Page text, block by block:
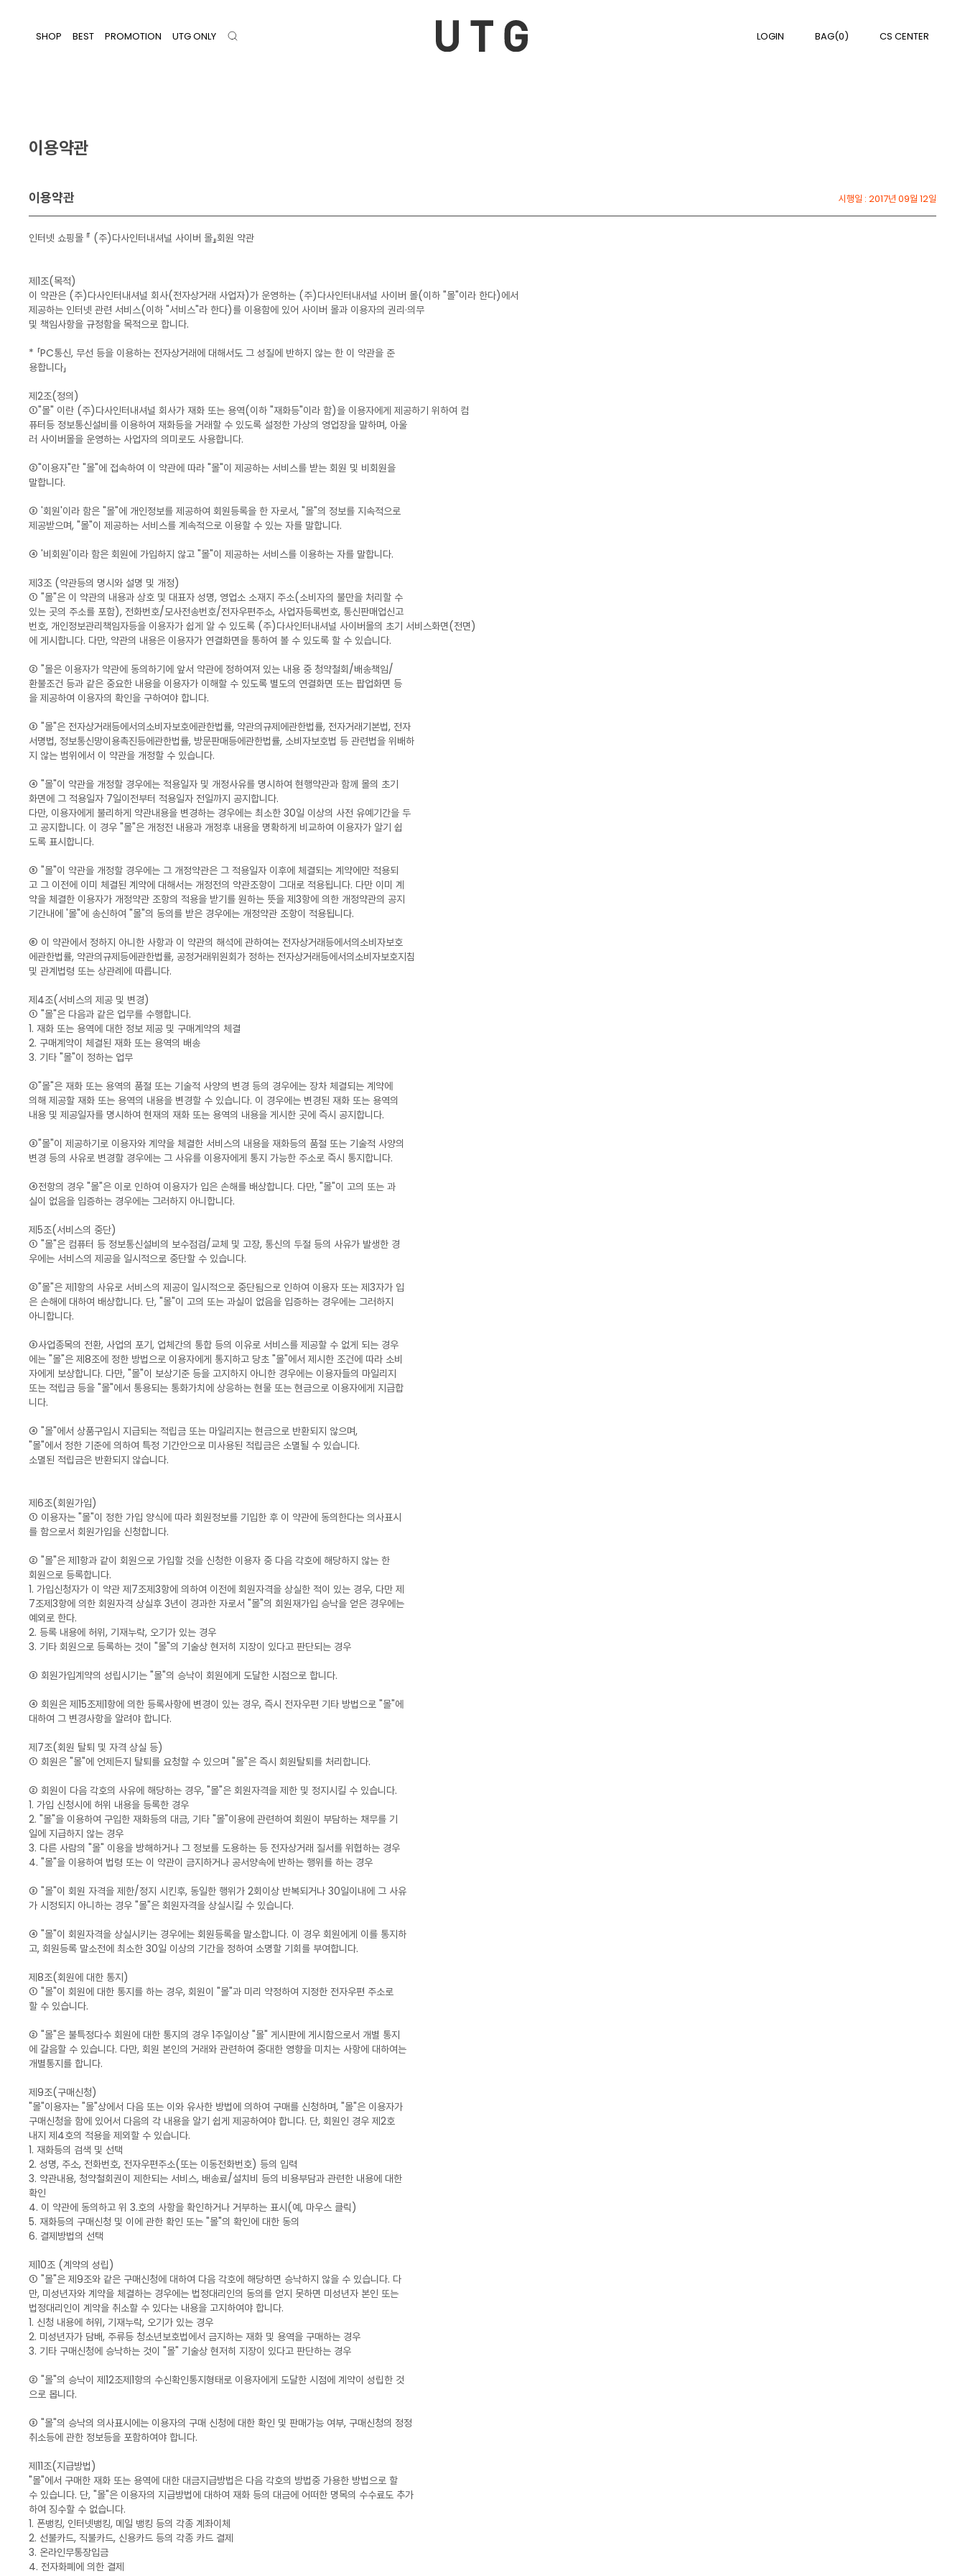
SHOP BEST PROMOTION UTG ONLY LOGIN BAG(0) CS CENTER
이용약관
이용약관 시행일 : 2017년 09월 12일
인터넷 쇼핑몰 『 (주)다사인터내셔널 사이버 몰』회원 약관
제1조(목적)
이 약관은 (주)다사인터내셔널 회사(전자상거래 사업자)가 운영하는 (주)다사인터내셔널 사이버 몰(이하 "몰"이라 한다)에서
제공하는 인터넷 관련 서비스(이하 "서비스"라 한다)를 이용함에 있어 사이버 몰과 이용자의 권리·의무
및 책임사항을 규정함을 목적으로 합니다.
* 「PC통신, 무선 등을 이용하는 전자상거래에 대해서도 그 성질에 반하지 않는 한 이 약관을 준
용합니다」
제2조(정의)
①"몰" 이란 (주)다사인터내셔널 회사가 재화 또는 용역(이하 "재화등"이라 함)을 이용자에게 제공하기 위하여 컴
퓨터등 정보통신설비를 이용하여 재화등을 거래할 수 있도록 설정한 가상의 영업장을 말하며, 아울
러 사이버몰을 운영하는 사업자의 의미로도 사용합니다.
②"이용자"란 "몰"에 접속하여 이 약관에 따라 "몰"이 제공하는 서비스를 받는 회원 및 비회원을
말합니다.
③ '회원'이라 함은 "몰"에 개인정보를 제공하여 회원등록을 한 자로서, "몰"의 정보를 지속적으로
제공받으며, "몰"이 제공하는 서비스를 계속적으로 이용할 수 있는 자를 말합니다.
④ '비회원'이라 함은 회원에 가입하지 않고 "몰"이 제공하는 서비스를 이용하는 자를 말합니다.
제3조 (약관등의 명시와 설명 및 개정)
① "몰"은 이 약관의 내용과 상호 및 대표자 성명, 영업소 소재지 주소(소비자의 불만을 처리할 수
있는 곳의 주소를 포함), 전화번호/모사전송번호/전자우편주소, 사업자등록번호, 통신판매업신고
번호, 개인정보관리책임자등을 이용자가 쉽게 알 수 있도록 (주)다사인터내셔널 사이버몰의 초기 서비스화면(전면)
에 게시합니다. 다만, 약관의 내용은 이용자가 연결화면을 통하여 볼 수 있도록 할 수 있습니다.
② "몰은 이용자가 약관에 동의하기에 앞서 약관에 정하여져 있는 내용 중 청약철회/배송책임/
환불조건 등과 같은 중요한 내용을 이용자가 이해할 수 있도록 별도의 연결화면 또는 팝업화면 등
을 제공하여 이용자의 확인을 구하여야 합니다.
③ "몰"은 전자상거래등에서의소비자보호에관한법률, 약관의규제에관한법률, 전자거래기본법, 전자
서명법, 정보통신망이용촉진등에관한법률, 방문판매등에관한법률, 소비자보호법 등 관련법을 위배하
지 않는 범위에서 이 약관을 개정할 수 있습니다.
④ "몰"이 약관을 개정할 경우에는 적용일자 및 개정사유를 명시하여 현행약관과 함께 몰의 초기
화면에 그 적용일자 7일이전부터 적용일자 전일까지 공지합니다.
다만, 이용자에게 불리하게 약관내용을 변경하는 경우에는 최소한 30일 이상의 사전 유예기간을 두
고 공지합니다. 이 경우 "몰"은 개정전 내용과 개정후 내용을 명확하게 비교하여 이용자가 알기 쉽
도록 표시합니다.
⑤ "몰"이 약관을 개정할 경우에는 그 개정약관은 그 적용일자 이후에 체결되는 계약에만 적용되
고 그 이전에 이미 체결된 계약에 대해서는 개정전의 약관조항이 그대로 적용됩니다. 다만 이미 계
약을 체결한 이용자가 개정약관 조항의 적용을 받기를 원하는 뜻을 제3항에 의한 개정약관의 공지
기간내에 '몰"에 송신하여 "몰"의 동의를 받은 경우에는 개정약관 조항이 적용됩니다.
⑥ 이 약관에서 정하지 아니한 사항과 이 약관의 해석에 관하여는 전자상거래등에서의소비자보호
에관한법률, 약관의규제등에관한법률, 공정거래위원회가 정하는 전자상거래등에서의소비자보호지침
및 관계법령 또는 상관례에 따릅니다.
제4조(서비스의 제공 및 변경)
① "몰"은 다음과 같은 업무를 수행합니다.
1. 재화 또는 용역에 대한 정보 제공 및 구매계약의 체결
2. 구매계약이 체결된 재화 또는 용역의 배송
3. 기타 "몰"이 정하는 업무
②"몰"은 재화 또는 용역의 품절 또는 기술적 사양의 변경 등의 경우에는 장차 체결되는 계약에
의해 제공할 재화 또는 용역의 내용을 변경할 수 있습니다. 이 경우에는 변경된 재화 또는 용역의
내용 및 제공일자를 명시하여 현재의 재화 또는 용역의 내용을 게시한 곳에 즉시 공지합니다.
③"몰"이 제공하기로 이용자와 계약을 체결한 서비스의 내용을 재화등의 품절 또는 기술적 사양의
변경 등의 사유로 변경할 경우에는 그 사유를 이용자에게 통지 가능한 주소로 즉시 통지합니다.
④전항의 경우 "몰"은 이로 인하여 이용자가 입은 손해를 배상합니다. 다만, "몰"이 고의 또는 과
실이 없음을 입증하는 경우에는 그러하지 아니합니다.
제5조(서비스의 중단)
① "몰"은 컴퓨터 등 정보통신설비의 보수점검/교체 및 고장, 통신의 두절 등의 사유가 발생한 경
우에는 서비스의 제공을 일시적으로 중단할 수 있습니다.
②"몰"은 제1항의 사유로 서비스의 제공이 일시적으로 중단됨으로 인하여 이용자 또는 제3자가 입
은 손해에 대하여 배상합니다. 단, "몰"이 고의 또는 과실이 없음을 입증하는 경우에는 그러하지
아니합니다.
③사업종목의 전환, 사업의 포기, 업체간의 통합 등의 이유로 서비스를 제공할 수 없게 되는 경우
에는 "몰"은 제8조에 정한 방법으로 이용자에게 통지하고 당초 "몰"에서 제시한 조건에 따라 소비
자에게 보상합니다. 다만, "몰"이 보상기준 등을 고지하지 아니한 경우에는 이용자들의 마일리지
또는 적립금 등을 "몰"에서 통용되는 통화가치에 상응하는 현물 또는 현금으로 이용자에게 지급합
니다.
④ "몰"에서 상품구입시 지급되는 적립금 또는 마일리지는 현금으로 반환되지 않으며,
"몰"에서 정한 기준에 의하여 특정 기간안으로 미사용된 적립금은 소멸될 수 있습니다.
소멸된 적립금은 반환되지 않습니다.
제6조(회원가입)
① 이용자는 "몰"이 정한 가입 양식에 따라 회원정보를 기입한 후 이 약관에 동의한다는 의사표시
를 함으로서 회원가입을 신청합니다.
② "몰"은 제1항과 같이 회원으로 가입할 것을 신청한 이용자 중 다음 각호에 해당하지 않는 한
회원으로 등록합니다.
1. 가입신청자가 이 약관 제7조제3항에 의하여 이전에 회원자격을 상실한 적이 있는 경우, 다만 제
7조제3항에 의한 회원자격 상실후 3년이 경과한 자로서 "몰"의 회원재가입 승낙을 얻은 경우에는
예외로 한다.
2. 등록 내용에 허위, 기재누락, 오기가 있는 경우
3. 기타 회원으로 등록하는 것이 "몰"의 기술상 현저히 지장이 있다고 판단되는 경우
③ 회원가입계약의 성립시기는 "몰"의 승낙이 회원에게 도달한 시점으로 합니다.
④ 회원은 제15조제1항에 의한 등록사항에 변경이 있는 경우, 즉시 전자우편 기타 방법으로 "몰"에
대하여 그 변경사항을 알려야 합니다.
제7조(회원 탈퇴 및 자격 상실 등)
① 회원은 "몰"에 언제든지 탈퇴를 요청할 수 있으며 "몰"은 즉시 회원탈퇴를 처리합니다.
② 회원이 다음 각호의 사유에 해당하는 경우, "몰"은 회원자격을 제한 및 정지시킬 수 있습니다.
1. 가입 신청시에 허위 내용을 등록한 경우
2. "몰"을 이용하여 구입한 재화등의 대금, 기타 "몰"이용에 관련하여 회원이 부담하는 채무를 기
일에 지급하지 않는 경우
3. 다른 사람의 "몰" 이용을 방해하거나 그 정보를 도용하는 등 전자상거래 질서를 위협하는 경우
4. "몰"을 이용하여 법령 또는 이 약관이 금지하거나 공서양속에 반하는 행위를 하는 경우
③ "몰"이 회원 자격을 제한/정지 시킨후, 동일한 행위가 2회이상 반복되거나 30일이내에 그 사유
가 시정되지 아니하는 경우 "몰"은 회원자격을 상실시킬 수 있습니다.
④ "몰"이 회원자격을 상실시키는 경우에는 회원등록을 말소합니다. 이 경우 회원에게 이를 통지하
고, 회원등록 말소전에 최소한 30일 이상의 기간을 정하여 소명할 기회를 부여합니다.
제8조(회원에 대한 통지)
① "몰"이 회원에 대한 통지를 하는 경우, 회원이 "몰"과 미리 약정하여 지정한 전자우편 주소로
할 수 있습니다.
② "몰"은 불특정다수 회원에 대한 통지의 경우 1주일이상 "몰" 게시판에 게시함으로서 개별 통지
에 갈음할 수 있습니다. 다만, 회원 본인의 거래와 관련하여 중대한 영향을 미치는 사항에 대하여는
개별통지를 합니다.
제9조(구매신청)
"몰"이용자는 "몰"상에서 다음 또는 이와 유사한 방법에 의하여 구매를 신청하며, "몰"은 이용자가
구매신청을 함에 있어서 다음의 각 내용을 알기 쉽게 제공하여야 합니다. 단, 회원인 경우 제2호
내지 제4호의 적용을 제외할 수 있습니다.
1. 재화등의 검색 및 선택
2. 성명, 주소, 전화번호, 전자우편주소(또는 이동전화번호) 등의 입력
3. 약관내용, 청약철회권이 제한되는 서비스, 배송료/설치비 등의 비용부담과 관련한 내용에 대한
확인
4. 이 약관에 동의하고 위 3.호의 사항을 확인하거나 거부하는 표시(예, 마우스 클릭)
5. 재화등의 구매신청 및 이에 관한 확인 또는 "몰"의 확인에 대한 동의
6. 결제방법의 선택
제10조 (계약의 성립)
① "몰"은 제9조와 같은 구매신청에 대하여 다음 각호에 해당하면 승낙하지 않을 수 있습니다. 다
만, 미성년자와 계약을 체결하는 경우에는 법정대리인의 동의를 얻지 못하면 미성년자 본인 또는
법정대리인이 계약을 취소할 수 있다는 내용을 고지하여야 합니다.
1. 신청 내용에 허위, 기재누락, 오기가 있는 경우
2. 미성년자가 담배, 주류등 청소년보호법에서 금지하는 재화 및 용역을 구매하는 경우
3. 기타 구매신청에 승낙하는 것이 "몰" 기술상 현저히 지장이 있다고 판단하는 경우
② "몰"의 승낙이 제12조제1항의 수신확인통지형태로 이용자에게 도달한 시점에 계약이 성립한 것
으로 봅니다.
③ "몰"의 승낙의 의사표시에는 이용자의 구매 신청에 대한 확인 및 판매가능 여부, 구매신청의 정정
취소등에 관한 정보등을 포함하여야 합니다.
제11조(지급방법)
"몰"에서 구매한 재화 또는 용역에 대한 대금지급방법은 다음 각호의 방법중 가용한 방법으로 할
수 있습니다. 단, "몰"은 이용자의 지급방법에 대하여 재화 등의 대금에 어떠한 명목의 수수료도 추가
하여 징수할 수 없습니다.
1. 폰뱅킹, 인터넷뱅킹, 메일 뱅킹 등의 각종 계좌이체
2. 선불카드, 직불카드, 신용카드 등의 각종 카드 결제
3. 온라인무통장입금
4. 전자화폐에 의한 결제